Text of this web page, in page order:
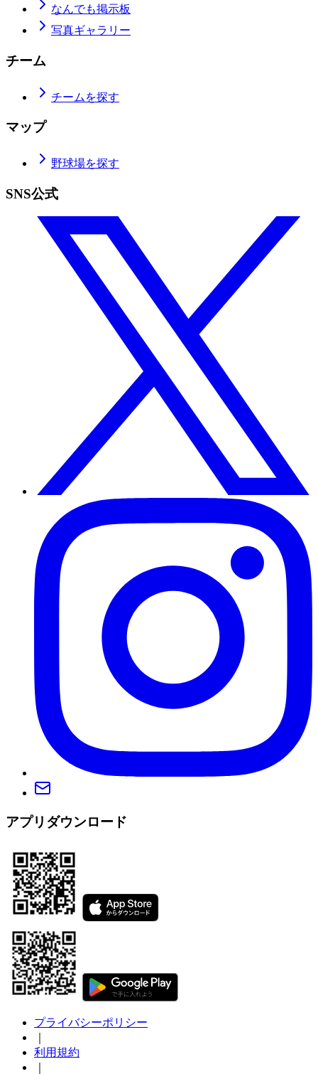
なんでも掲示板
写真ギャラリー
チーム
チームを探す
マップ
野球場を探す
SNS公式
アプリダウンロード
プライバシーポリシー
利用規約